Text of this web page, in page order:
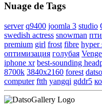
Nuage de Tags
server q9400 joomla 3 studio
swedish actress snowman
premium girl frost fibre hyper
оптимизация голубая
iphone xr best-sounding
8700k 3840x2160 forest
computer ftth yangqi gddr5